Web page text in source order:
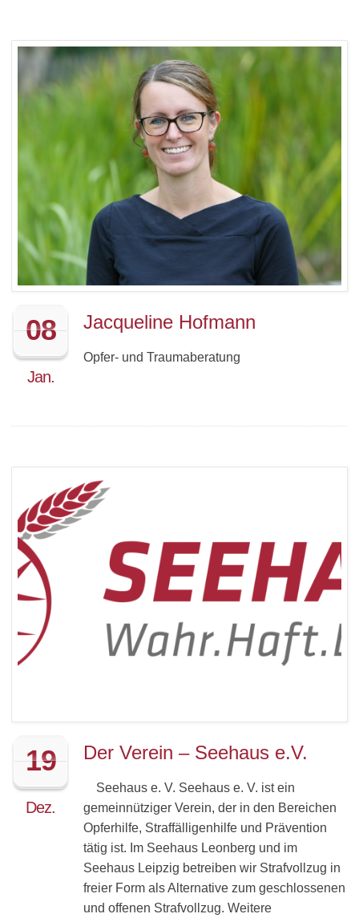
08
Jan.
Jacqueline Hofmann
Opfer- und Traumaberatung
19
Dez.
Der Verein – Seehaus e.V.
Seehaus e. V. Seehaus e. V. ist ein
gemeinnütziger Verein, der in den Bereichen
Opferhilfe, Straffälligenhilfe und Prävention
tätig ist. Im Seehaus Leonberg und im
Seehaus Leipzig betreiben wir Strafvollzug in
freier Form als Alternative zum geschlossenen
und offenen Strafvollzug. Weitere